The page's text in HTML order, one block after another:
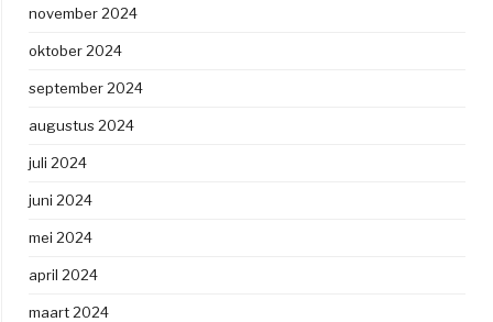
november 2024
oktober 2024
september 2024
augustus 2024
juli 2024
juni 2024
mei 2024
april 2024
maart 2024